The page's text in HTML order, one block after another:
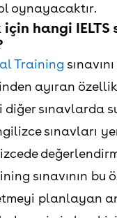
oynayacaktır.
hangi IELTS
Training
ayıran
diğer sınavlarda
sınavları
sınavının bu
planlayan